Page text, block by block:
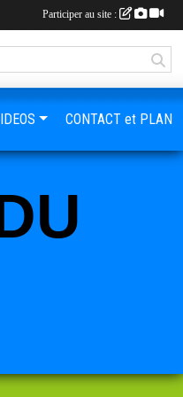
CONTACT et PLAN
Participer au site :